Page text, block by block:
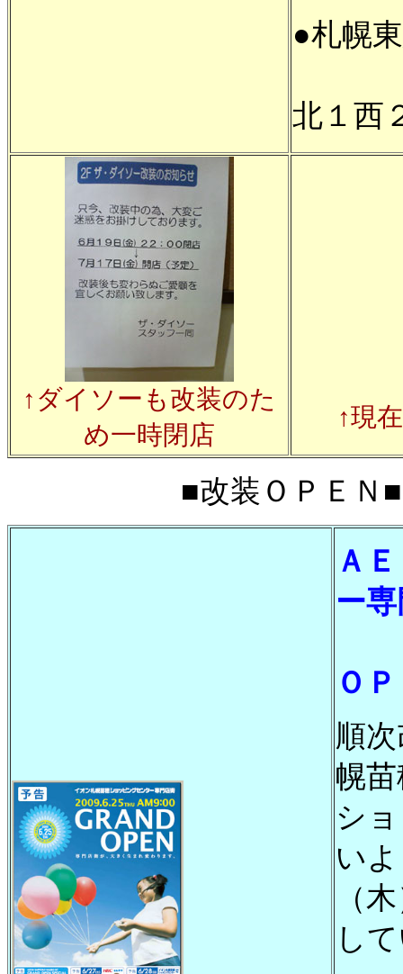
●札幌
北１西
↑ダイソーも改装のた
め一時閉店
↑現
■改装ＯＰＥＮ
Ａ
ー
Ｏ
順
幌
シ
い
（
し